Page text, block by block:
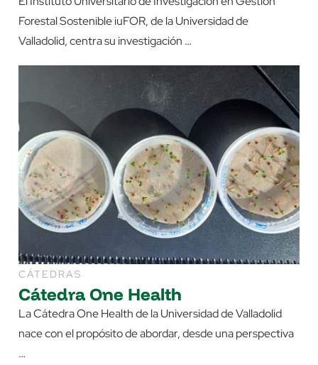
Forestal Sostenible iuFOR, de la Universidad de
Valladolid, centra su investigación …
CÁTEDRAS
Cátedra One Health
La Cátedra One Health de la Universidad de Valladolid
nace con el propósito de abordar, desde una perspectiva
…